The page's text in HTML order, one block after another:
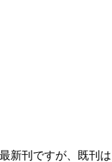
新刊ですが、既刊は